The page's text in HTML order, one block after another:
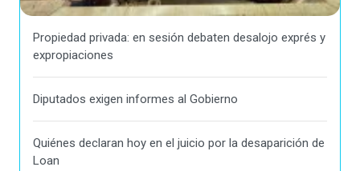
Propiedad privada: en sesión debaten desalojo exprés y
expropiaciones
Diputados exigen informes al Gobierno
Quiénes declaran hoy en el juicio por la desaparición de
Loan